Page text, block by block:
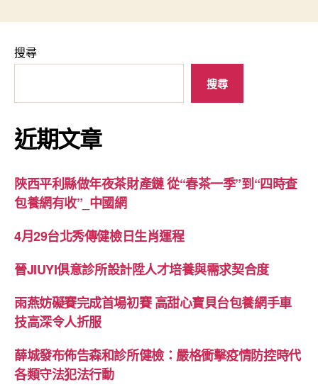
搜尋
搜尋
近期文章
陜西平利縣做年夜茶財產鏈 從“春茶一季”到“四時查
包養網有收”_中國網
4月29台北秀傳健檢日生肖運程
晉JIUYI俱意診所設計陞人才培養與需求契合度
雨燕妨礙賽完成首場初賽 高甜心寶貝台包養網手車
技高深令人折服
薛城發布佈告森和診所健檢：嚴格衝擊疫情防控時代
各類守法犯法行動